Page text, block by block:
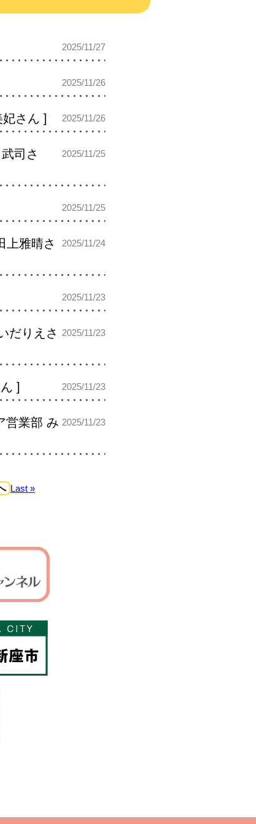
2025/11/27
2025/11/26
2025/11/26
さん ]
2025/11/25
司さ
2025/11/25
2025/11/24
上雅晴さ
2025/11/23
2025/11/23
だりえさ
2025/11/23
]
2025/11/23
営業部 み
Last »